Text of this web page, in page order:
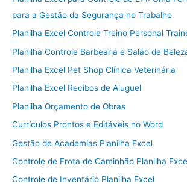
para a Gestão da Segurança no Trabalho
Planilha Excel Controle Treino Personal
Planilha Controle Barbearia e Salão de
Planilha Excel Pet Shop Clínica Veterinária
Planilha Excel Recibos de Aluguel
Planilha Orçamento de Obras
Currículos Prontos e Editáveis no Word
Gestão de Academias Planilha Excel
Controle de Frota de Caminhão Planilha
Controle de Inventário Planilha Excel